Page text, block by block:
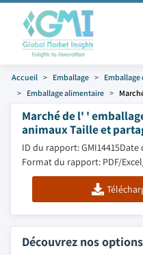
Accueil Emballage
Emballage alimentaire
Marché de l' '
animaux Taille et
ID du rapport: GMI14415Date
Format du rapport: PDF/
Découvrez nos